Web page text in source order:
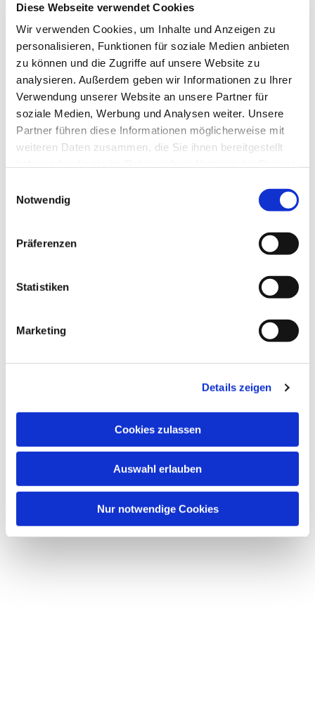
Diese Webseite verwendet Cookies
Wir verwenden Cookies, um Inhalte und Anzeigen zu
personalisieren, Funktionen für soziale Medien anbieten
zu können und die Zugriffe auf unsere Website zu
analysieren. Außerdem geben wir Informationen zu Ihrer
Verwendung unserer Website an unsere Partner für
soziale Medien, Werbung und Analysen weiter. Unsere
Partner führen diese Informationen möglicherweise mit
weiteren Daten zusammen, die Sie ihnen bereitgestellt
Notwendig
Präferenzen
Statistiken
Marketing
Details zeigen
Cookies zulassen
Auswahl erlauben
Nur notwendige Cookies
interessieren